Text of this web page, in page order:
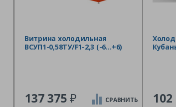
Витрина холодильная
ВСУП1-0,58ТУ/F1-2,3 (-6…+6)
137 375₽ СРАВНИТЬ 102